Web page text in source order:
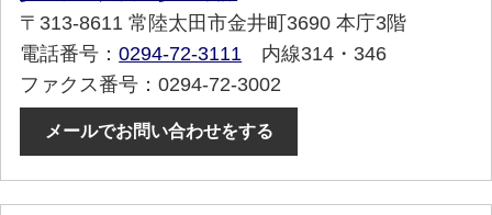
〒313-8611 常陸太田市金井町3690 本庁3階
電話番号：0294-72-3111 内線314・346
ファクス番号：0294-72-3002
メールでお問い合わせをする